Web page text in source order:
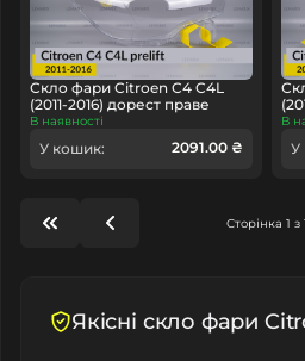
Скло фари Citroen C4 C4L
(2011-2016) дорест праве
В наявності
У кошик: 2091.00 ₴
В
У
Сторінка 1 з
Якісні скло фари